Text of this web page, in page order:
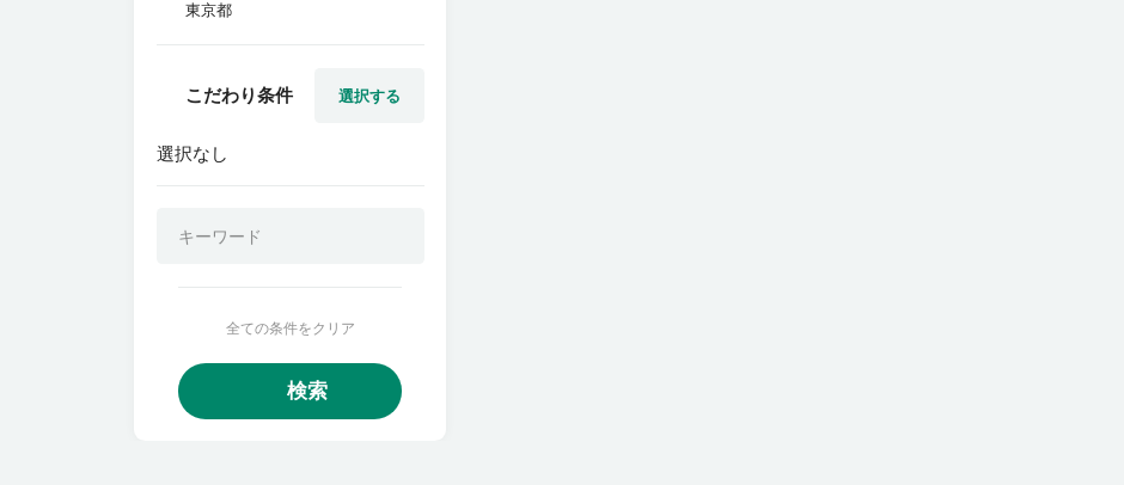
東京都
選択する
こだわり条件
選択なし
全ての条件をクリア
検索